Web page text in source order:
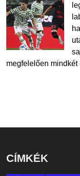
megfelelően
CÍMKÉK